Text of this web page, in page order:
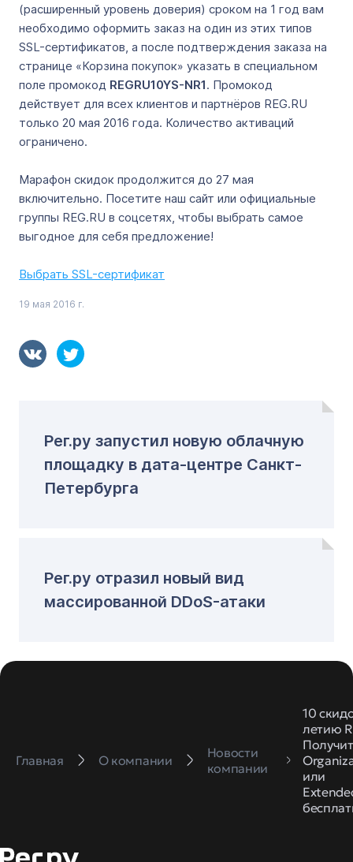
(расширенный уровень доверия) сроком на 1 год вам
необходимо оформить заказ на один из этих типов
SSL-сертификатов, а после подтверждения заказа на
странице «Корзина покупок» указать в специальном
поле промокод REGRU10YS-NR1. Промокод
действует для всех клиентов и партнёров REG.RU
только 20 мая 2016 года. Количество активаций
ограничено.
Марафон скидок продолжится до 27 мая
включительно. Посетите наш сайт или официальные
группы REG.RU в соцсетях, чтобы выбрать самое
выгодное для себя предложение!
Выбрать SSL-сертификат
19 мая 2016 г.
Рег.ру запустил новую облачную
площадку в дата-центре Санкт-
Петербурга
Рег.ру отразил новый вид
массированной DDoS-атаки
Главная О компании
Новости
компании
10
летию
или